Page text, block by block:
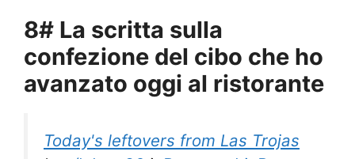
8# La scritta sulla
confezione del cibo che ho
avanzato oggi al ristorante
Today's leftovers from Las Trojas